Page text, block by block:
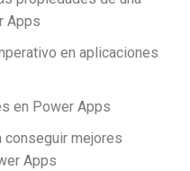
Apps
en aplicaciones
en Power Apps
conseguir mejores
Apps